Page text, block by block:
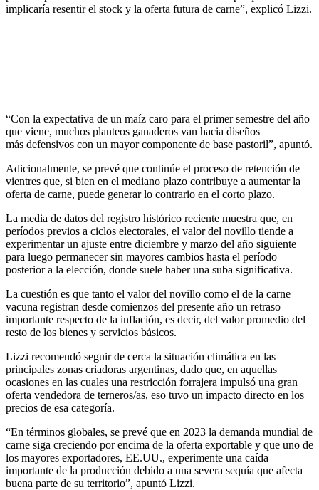
implicaría resentir el stock y la oferta futura de carne”, explicó Lizzi.
“Con la expectativa de un maíz caro para el primer semestre del año
que viene, muchos planteos ganaderos van hacia diseños
más defensivos con un mayor componente de base pastoril”, apuntó.
Adicionalmente, se prevé que continúe el proceso de retención de
vientres que, si bien en el mediano plazo contribuye a aumentar la
oferta de carne, puede generar lo contrario en el corto plazo.
La media de datos del registro histórico reciente muestra que, en
períodos previos a ciclos electorales, el valor del novillo tiende a
experimentar un ajuste entre diciembre y marzo del año siguiente
para luego permanecer sin mayores cambios hasta el período
posterior a la elección, donde suele haber una suba significativa.
La cuestión es que tanto el valor del novillo como el de la carne
vacuna registran desde comienzos del presente año un retraso
importante respecto de la inflación, es decir, del valor promedio del
resto de los bienes y servicios básicos.
Lizzi recomendó seguir de cerca la situación climática en las
principales zonas criadoras argentinas, dado que, en aquellas
ocasiones en las cuales una restricción forrajera impulsó una gran
oferta vendedora de terneros/as, eso tuvo un impacto directo en los
precios de esa categoría.
“En términos globales, se prevé que en 2023 la demanda mundial de
carne siga creciendo por encima de la oferta exportable y que uno de
los mayores exportadores, EE.UU., experimente una caída
importante de la producción debido a una severa sequía que afecta
buena parte de su territorio”, apuntó Lizzi.